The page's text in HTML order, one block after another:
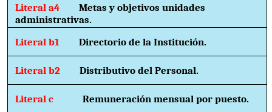
Literal a4Metas y objetivos unidades
administrativas.
Literal b1Directorio de la Institución.
Literal b2Distributivo del Personal.
Literal c Remuneración mensual por puesto.